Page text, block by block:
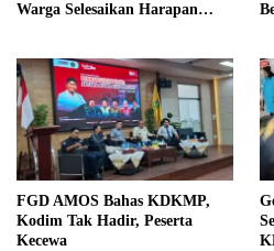
Warga Selesaikan Harapan
FGD AMOS Bahas KDKMP,
Kodim Tak Hadir, Peserta
Kecewa